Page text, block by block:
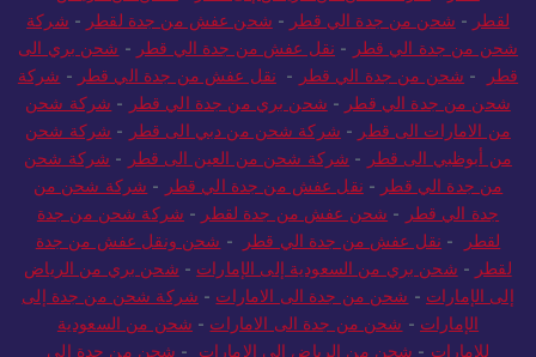
قطر- شركة شحن من الرياض إلى قطر -شحن من الرياض
لقطر - شحن من جدة الي قطر-شحن عفش من جدة لقطر-شركة
شحن من جدة الي قطر- نقل عفش من جدة الي قطر-
شحن بري الى
قطر - شحن من جدة الي قطر-نقل عفش من جدة الي قطر-شركة
شحن من جدة الي قطر - شحن بري من جدة الي قطر - شركة شحن
من الامارات الى قطر-شركة شحن من دبي الى قطر - شركة شحن
من أبوظبي الى قطر - شركة شحن من العين الى قطر -شركة شحن
من جدة الي قطر-نقل عفش من جدة الي قطر -شركة شحن من
جدة الي قطر-شحن عفش من جدة لقطر- شركة شحن من جدة
لقطر - نقل عفش من جدة الي قطر- شحن ونقل عفش من جدة
لقطر-شحن بري من السعودية إلى الإمارات- شحن بري من الرياض
إلى الإمارات- شحن من جدة الى الامارات- شركة شحن من جدة إلى
الإمارات-شحن من جدة الى الامارات- شحن من السعودية